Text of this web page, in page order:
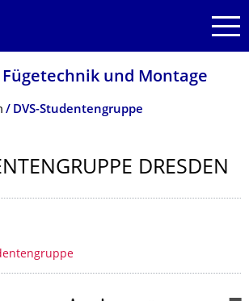
und Montage
DVS-Studentengruppe
DRESDEN